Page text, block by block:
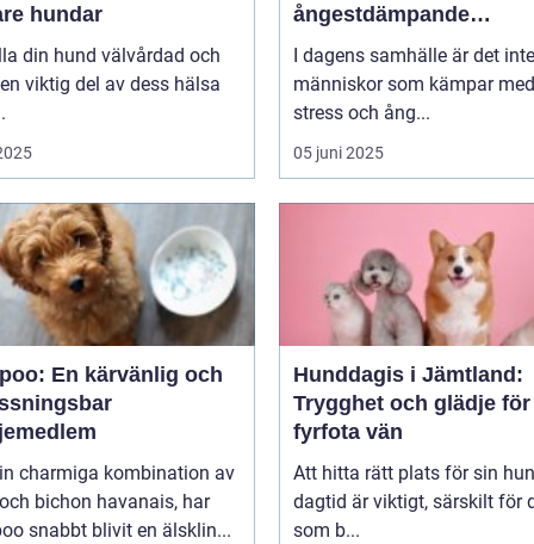
hundar
din hund välvårdad och
viktig del av dess hälsa
ångestdämpande
hundhalsband
I dagens samhälle är det
människor som kämpar med
stress och ång...
05 juni 2025
En kärvänlig och
charmiga kombination av
bichon havanais, har
snabbt blivit en älsklin...
Hunddagis i Jämtland:
Trygghet och glädje
fyrfota vän
Att hitta rätt plats för sin
dagtid är viktigt, särskilt för
som b...